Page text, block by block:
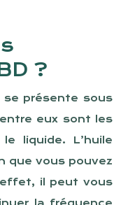
?
se présente sous
eux sont les
liquide. L’huile
que vous pouvez
effet, il peut vous